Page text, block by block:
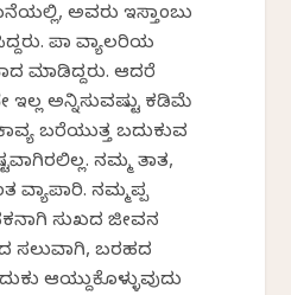
ಅವರು ಇಸ್ತಾಂಬುಲ್
ಪಾಲ್ ವ್ಯಾಲರಿಯ
ಮಾಡಿದ್ದರು. ಆದರೆ
ಇಲ್ಲ ಅನ್ನಿಸುವಷ್ಟು ಕಡಿಮೆ
ಬರೆಯುತ್ತ ಬದುಕುವ
ನಮ್ಮ ತಾತ,
ವ್ಯಾಪಾರಿ. ನಮ್ಮಪ್ಪ
ಸುಖದ ಜೀವನ
ಸಲುವಾಗಿ, ಬರಹದ
ಆಯ್ದುಕೊಳ್ಳುವುದು